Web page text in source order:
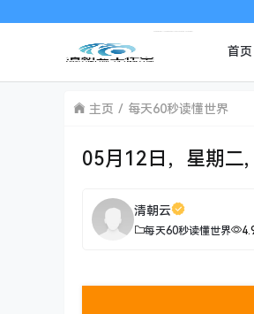
首页
主页 每天60秒读懂世界
05月12日，星期二,
清朝云
每天60秒读懂世界